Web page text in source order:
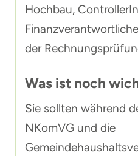
Hochbau,
der
Was ist noch
Sie sollten während
NKomVG und die